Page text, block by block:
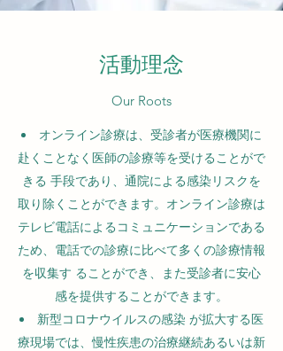
活動理念
Our Roots
オンライン診療は、受診者が医療機関に
赴くことなく医師の診療等を受けることがで
きる 手段であり、通院による感染リスクを
取り除くことができます。オンライン診療は
テレビ電話によるコミュニケーションである
ため、電話での診療に比べて多くの診療情報
を収集す ることができ、また受診者に安心
感を提供することができます。
新型コロナウイルスの感染 が拡大する医
療現場では、慢性疾患の治療継続あるいは新